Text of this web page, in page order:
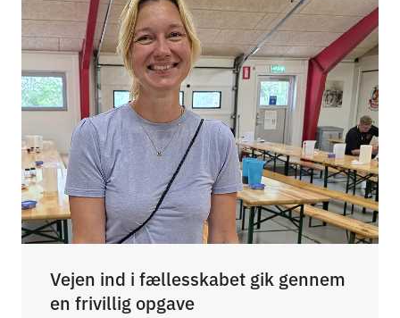
Vejen ind i fællesskabet gik gennem
en frivillig opgave